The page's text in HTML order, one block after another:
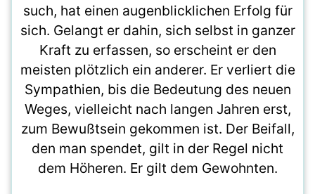
such, hat einen augenblicklichen Erfolg für
sich. Gelangt er dahin, sich selbst in ganzer
Kraft zu erfassen, so erscheint er den
meisten plötzlich ein anderer. Er verliert die
Sympathien, bis die Bedeutung des neuen
Weges, vielleicht nach langen Jahren erst,
zum Bewußtsein gekommen ist. Der Beifall,
den man spendet, gilt in der Regel nicht
dem Höheren. Er gilt dem Gewohnten.